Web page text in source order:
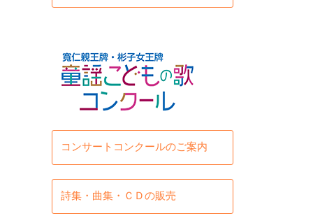
コンサートコンクールのご案内
詩集・曲集・ＣＤの販売